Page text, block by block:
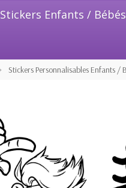
Stickers Enfants / Bébés
Stickers Personnalisables Enfants /